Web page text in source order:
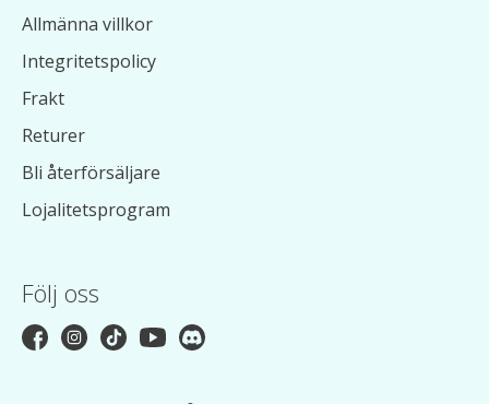
Allmänna villkor
Integritetspolicy
Frakt
Returer
Bli återförsäljare
Lojalitetsprogram
Följ oss